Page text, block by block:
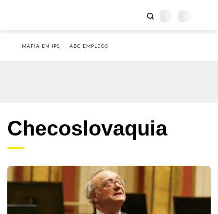
MAFIA EN IPS ABC EMPLEOS
Checoslovaquia